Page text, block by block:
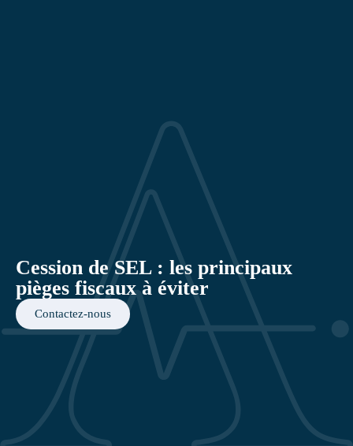
Cession de SEL : les principaux
pièges fiscaux à éviter
Contactez-nous